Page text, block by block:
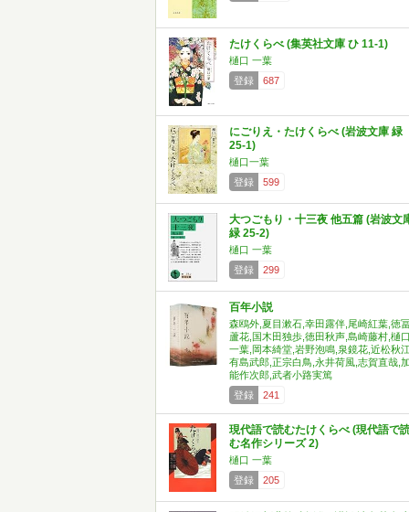
たけくらべ (集英社文庫 ひ 11-1)
樋口 一葉
登録
687
にごりえ・たけくらべ (岩波文庫 緑
25-1)
樋口一葉
登録
599
大つごもり・十三夜 他五篇 (岩波文
緑 25-2)
樋口 一葉
登録
299
百年小説
森鴎外,夏目漱石,幸田露伴,尾崎紅葉,徳
蘆花,国木田独歩,徳田秋声,島崎藤村,樋口
一葉,岡本綺堂,岩野泡鳴,泉鏡花,近松秋
有島武郎,正宗白鳥,永井荷風,志賀直哉,加
能作次郎,武者小路実篤
登録
241
現代語で読むたけくらべ (現代語で
む名作シリーズ 2)
樋口 一葉
登録
205